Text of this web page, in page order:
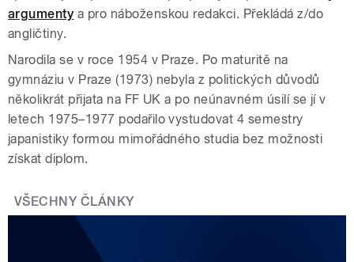
argumenty a pro náboženskou redakci. Překládá z/do
angličtiny.
Narodila se v roce 1954 v Praze. Po maturitě na
gymnáziu v Praze (1973) nebyla z politických důvodů
několikrát přijata na FF UK a po neúnavném úsilí se jí v
letech 1975–1977 podařilo vystudovat 4 semestry
japanistiky formou mimořádného studia bez možnosti
získat diplom.
VŠECHNY ČLÁNKY